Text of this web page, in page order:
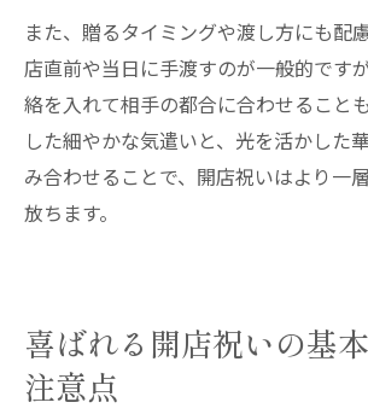
また、贈るタイミングや渡し方にも配
店直前や当日に手渡すのが一般的です
絡を入れて相手の都合に合わせること
した細やかな気遣いと、光を活かした
み合わせることで、開店祝いはより一
放ちます。
喜ばれる開店祝いの基
注意点